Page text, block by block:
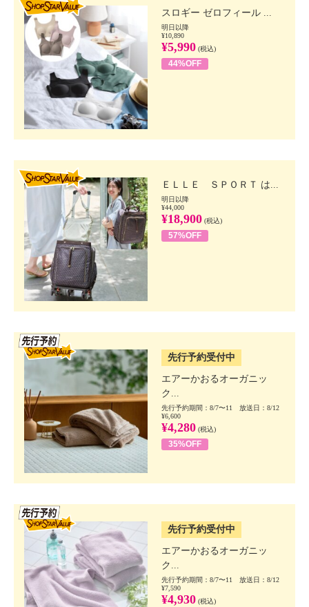
スロギー ゼロフィール ...
明日以降
¥10,890
¥5,990 (税込)
44%OFF
ＥＬＬＥ ＳＰＯＲＴ は...
明日以降
¥44,000
¥18,900 (税込)
57%OFF
先行予約受付中
エアーかおるオーガニッ
ク...
先行予約期間：8/7〜11 放送日：8/12
¥6,600
¥4,280 (税込)
35%OFF
先行予約受付中
エアーかおるオーガニッ
ク...
先行予約期間：8/7〜11 放送日：8/12
¥7,590
¥4,930 (税込)